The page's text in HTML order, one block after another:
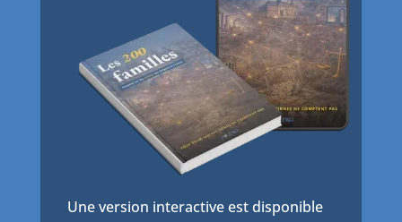
Une version interactive est disponible